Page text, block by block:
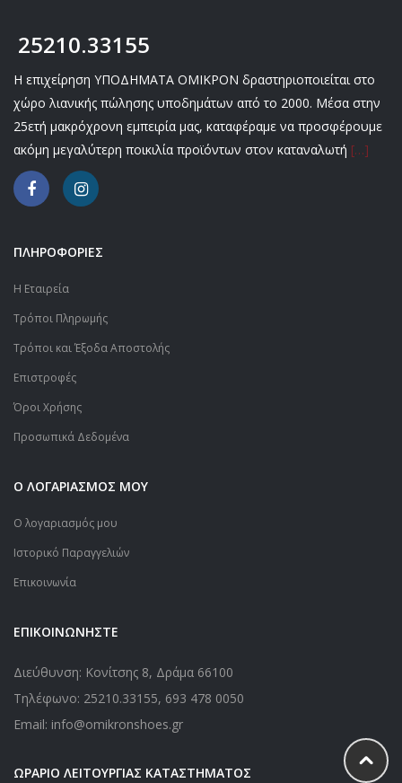
25210.33155
Η επιχείρηση ΥΠΟΔΗΜΑΤΑ ΟΜΙΚΡΟΝ δραστηριοποιείται στο
χώρο λιανικής πώλησης υποδημάτων από το 2000. Μέσα στην
25ετή μακρόχρονη εμπειρία μας, καταφέραμε να προσφέρουμε
ακόμη μεγαλύτερη ποικιλία προϊόντων στον καταναλωτή […]
ΠΛΗΡΟΦΟΡΙΕΣ
Η Εταιρεία
Τρόποι Πληρωμής
Τρόποι και Έξοδα Αποστολής
Επιστροφές
Όροι Χρήσης
Προσωπικά Δεδομένα
Ο ΛΟΓΑΡΙΑΣΜΟΣ ΜΟΥ
Ο λογαριασμός μου
Ιστορικό Παραγγελιών
Επικοινωνία
ΕΠΙΚΟΙΝΩΝΗΣΤΕ
Διεύθυνση: Κονίτσης 8, Δράμα 66100
Τηλέφωνο: 25210.33155, 693 478 0050
Email: info@omikronshoes.gr
ΩΡΑΡΙΟ ΛΕΙΤΟΥΡΓΙΑΣ ΚΑΤΑΣΤΗΜΑΤΟΣ